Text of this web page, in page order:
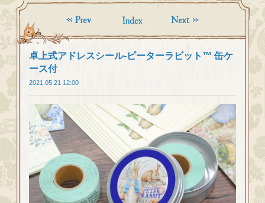
卓上式アドレスシール-ピーターラビット™ 缶ケ
ース付
2021.05.21 12:00